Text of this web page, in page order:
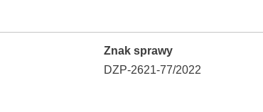
Znak sprawy
DZP-2621-77/2022